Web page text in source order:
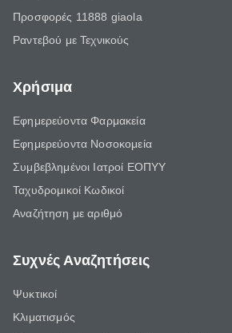
Προσφορές 11888 giaola
Ραντεβού με Τεχνικούς
Χρήσιμα
Εφημερεύοντα Φαρμακεία
Εφημερεύοντα Νοσοκομεία
Συμβεβλημένοι Ιατροί ΕΟΠΥΥ
Ταχυδρομικοί Κωδικοί
Αναζήτηση με αριθμό
Συχνές Αναζητήσεις
Ψυκτικοί
Κλιματισμός